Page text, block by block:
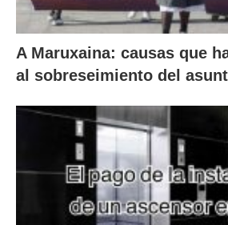
A Maruxaina: causas que
al sobreseimiento del